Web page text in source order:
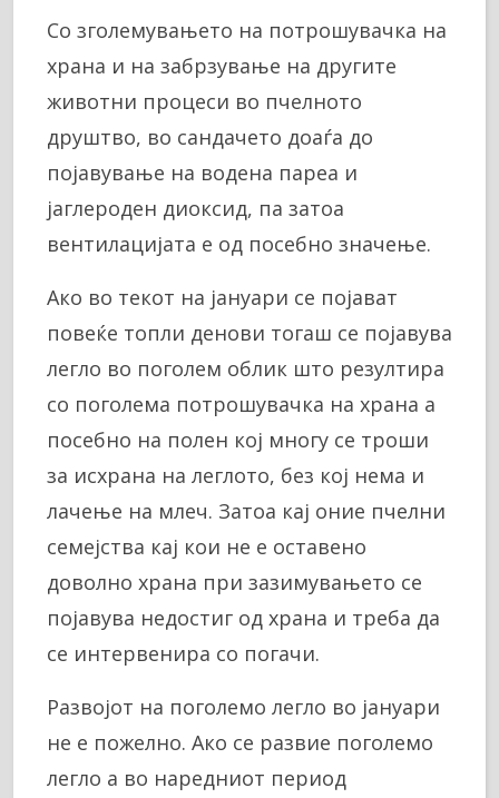
Со зголемувањето на потрошувачка на
храна и на забрзување на другите
животни процеси во пчелното
друштво, во сандачето доаѓа до
појавување на водена пареа и
јаглероден диоксид, па затоа
вентилацијата е од посебно значење.
Ако во текот на јануари се појават
повеќе топли денови тогаш се појавува
легло во поголем облик што резултира
со поголема потрошувачка на храна а
посебно на полен кој многу се троши
за исхрана на леглото, без кој нема и
лачење на млеч. Затоа кај оние пчелни
семејства кај кои не е оставено
доволно храна при зазимувањето се
појавува недостиг од храна и треба да
се интервенира со погачи.
Развојот на поголемо легло во јануари
не е пожелно. Ако се развие поголемо
легло а во наредниот период